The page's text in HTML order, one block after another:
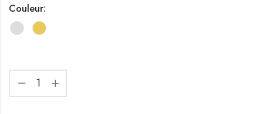
Couleur: